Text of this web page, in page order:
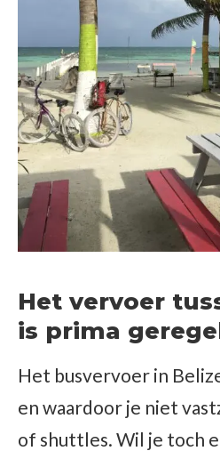
Het vervoer
is prima
Het busvervoer in
en waardoor je niet
of shuttles. Wil je toch